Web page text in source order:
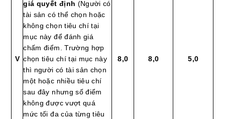
V
giá quyết định (Người có
tài sản có thể chọn hoặc
không chọn tiêu chí tại
mục này để đánh giá
chấm điểm. Trường hợp
chọn tiêu chí tại mục này
thì người có tài sản chọn
một hoặc nhiều tiêu chí
sau đây nhưng số điểm
không được vượt quá
mức tối đa của từng tiêu
8,0 8,0 5,0